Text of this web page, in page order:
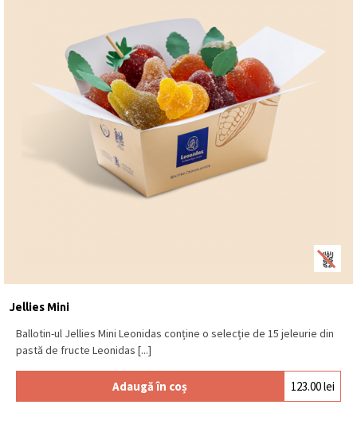
Jellies Mini
Ballotin-ul Jellies Mini Leonidas conține o selecție de 15 jeleurie din
pastă de fructe Leonidas [...]
Adaugă în coș 123.00lei